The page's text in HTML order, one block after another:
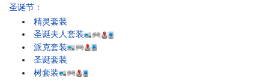
圣诞节 ：
精灵套装
圣诞夫人套装
派克套装
圣诞套装
树套装